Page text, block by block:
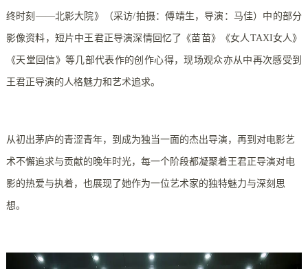
终时刻——北影大院》（采访/拍摄：傅靖生，导演：马佳）中的部分
影像资料，短片中王君正导演深情回忆了《苗苗》《女人TAXI女人》
《天堂回信》等几部代表作的创作心得，现场观众亦从中再次感受到
王君正导演的人格魅力和艺术追求。
从初出茅庐的青涩青年，到成为独当一面的杰出导演，再到对电影艺
术不懈追求与贡献的晚年时光，每一个阶段都凝聚着王君正导演对电
影的热爱与执着，也展现了她作为一位艺术家的独特魅力与深刻思
想。